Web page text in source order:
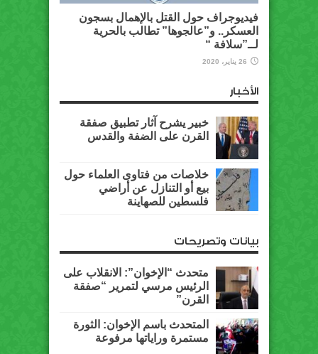
فيديوجراف حول القتل بالإهمال بسجون
العسكر.. و”عالجوها” تطالب بالحرية
لــ”سلافة “
26 يناير، 2020
الأخبار
خبير يشرح آثار تطبيق صفقة
القرن على الضفة والقدس
خلاصات من فتاوى العلماء حول
بيع أو التنازل عن أراضي
فلسطين للصهاينة
بيانات وتصريحات
متحدث “الإخوان”: الانقلاب على
الرئيس مرسي لتمرير “صفقة
القرن”
المتحدث باسم الإخوان: الثورة
مستمرة وراياتها مرفوعة